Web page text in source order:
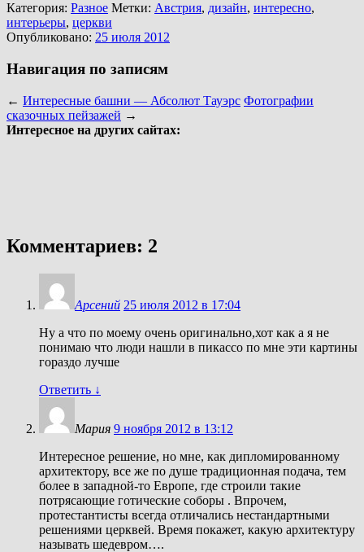
Категория: Разное Метки: Австрия, дизайн, интересно,
интерьеры, церкви
Опубликовано: 25 июля 2012
Навигация по записям
← Интересные башни — Абсолют Тауэрс Фотографии
сказочных пейзажей →
Интересное на других сайтах:
Комментариев: 2
Арсений 25 июля 2012 в 17:04
Ну а что по моему очень оригинально,хот как а я не
понимаю что люди нашли в пикассо по мне эти картины
гораздо лучше
Ответить ↓
Мария 9 ноября 2012 в 13:12
Интересное решение, но мне, как дипломированному
архитектору, все же по душе традиционная подача, тем
более в западной-то Европе, где строили такие
потрясающие готические соборы . Впрочем,
протестантисты всегда отличались нестандартными
решениями церквей. Время покажет, какую архитектуру
называть шедевром….